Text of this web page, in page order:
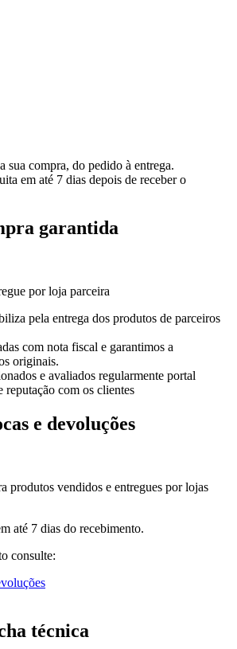
a sua compra, do pedido à entrega.
em até 7 dias depois de receber o
garantida
por loja parceira
pela entrega dos produtos de parceiros
com nota fiscal e garantimos a
originais.
e avaliados regularmente portal
reputação com os clientes
e devoluções
produtos vendidos e entregues por lojas
até 7 dias do recebimento.
consulte:
técnica